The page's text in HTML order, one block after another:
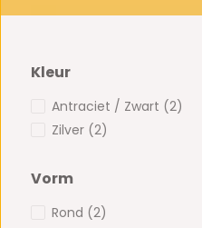
Kleur
Antraciet / Zwart (2)
Zilver (2)
Vorm
Rond (2)